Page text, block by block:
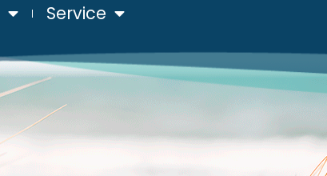
Service